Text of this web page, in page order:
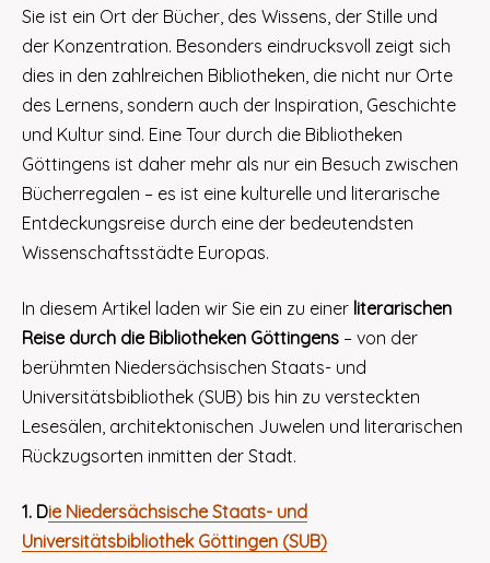
Sie ist ein Ort der Bücher, des Wissens, der Stille und
der Konzentration. Besonders eindrucksvoll zeigt sich
dies in den zahlreichen Bibliotheken, die nicht nur Orte
des Lernens, sondern auch der Inspiration, Geschichte
und Kultur sind. Eine Tour durch die Bibliotheken
Göttingens ist daher mehr als nur ein Besuch zwischen
Bücherregalen – es ist eine kulturelle und literarische
Entdeckungsreise durch eine der bedeutendsten
Wissenschaftsstädte Europas.
In diesem Artikel laden wir Sie ein zu einer literarischen
Reise durch die Bibliotheken Göttingens – von der
berühmten Niedersächsischen Staats- und
Universitätsbibliothek (SUB) bis hin zu versteckten
Lesesälen, architektonischen Juwelen und literarischen
Rückzugsorten inmitten der Stadt.
1. Die Niedersächsische Staats- und
Universitätsbibliothek Göttingen (SUB)